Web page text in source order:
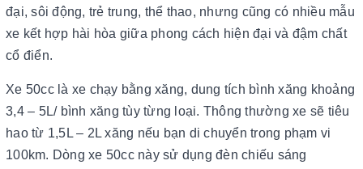
đại, sôi động, trẻ trung, thể thao, nhưng cũng có nhiều mẫu
xe kết hợp hài hòa giữa phong cách hiện đại và đậm chất
cổ điển.
Xe 50cc là xe chạy bằng xăng, dung tích bình xăng khoảng
3,4 – 5L/ bình xăng tùy từng loại. Thông thường xe sẽ tiêu
hao từ 1,5L – 2L xăng nếu bạn di chuyển trong phạm vi
100km. Dòng xe 50cc này sử dụng đèn chiếu sáng